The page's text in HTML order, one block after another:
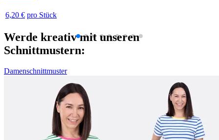
6,20 € pro Stück
Werde kreativ mit unseren
Schnittmustern:
Damenschnittmuster